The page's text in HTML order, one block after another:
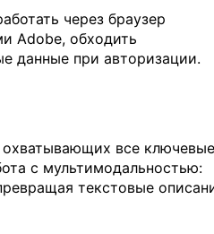
через браузер
Adobe, обходить
данные при авторизации.
все ключевые
с мультимодальностью:
текстовые